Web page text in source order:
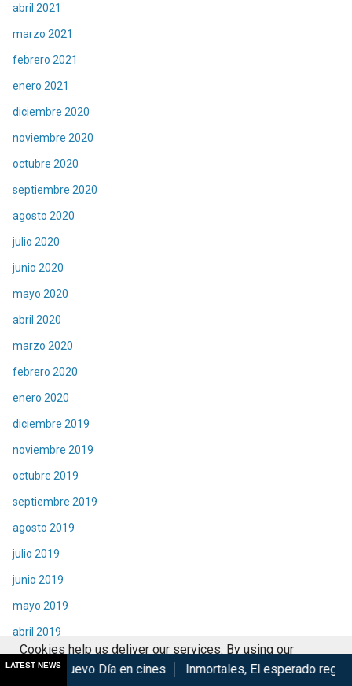
abril 2021
marzo 2021
febrero 2021
enero 2021
diciembre 2020
noviembre 2020
octubre 2020
septiembre 2020
agosto 2020
julio 2020
junio 2020
mayo 2020
abril 2020
marzo 2020
febrero 2020
enero 2020
diciembre 2019
noviembre 2019
octubre 2019
septiembre 2019
agosto 2019
julio 2019
junio 2019
mayo 2019
abril 2019
marzo 2019
LATEST NEWS
Día en cines Inmortales, El esperado regreso de Izu...
Cookies help us deliver our services. By using our
services, you agree to our use of cookies.
Got it